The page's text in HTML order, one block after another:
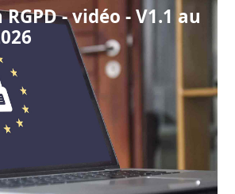
- vidéo - V1.1 au